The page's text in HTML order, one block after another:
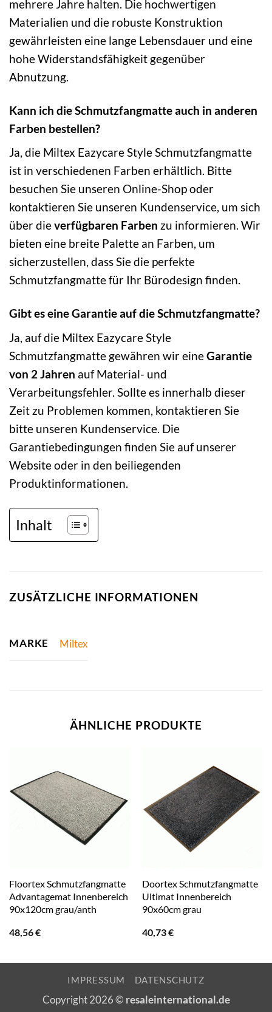
mehrere Jahre halten. Die hochwertigen
Materialien und die robuste Konstruktion
gewährleisten eine lange Lebensdauer und eine
hohe Widerstandsfähigkeit gegenüber
Abnutzung.
Kann ich die Schmutzfangmatte auch in anderen
Farben bestellen?
Ja, die Miltex Eazycare Style Schmutzfangmatte
ist in verschiedenen Farben erhältlich. Bitte
besuchen Sie unseren Online-Shop oder
kontaktieren Sie unseren Kundenservice, um sich
über dieverfügbaren Farben zu informieren. Wir
bieten eine breite Palette an Farben, um
sicherzustellen, dass Sie die perfekte
Schmutzfangmatte für Ihr Bürodesign finden.
Gibt es eine Garantie auf die Schmutzfangmatte?
Ja, auf die Miltex Eazycare Style
Schmutzfangmatte gewähren wir eineGarantie
von 2 Jahren auf Material- und
Verarbeitungsfehler. Sollte es innerhalb dieser
Zeit zu Problemen kommen, kontaktieren Sie
bitte unseren Kundenservice. Die
Garantiebedingungen finden Sie auf unserer
Website oder in den beiliegenden
Produktinformationen.
Inhalt
ZUSÄTZLICHE INFORMATIONEN
MARKE Miltex
ÄHNLICHE PRODUKTE
Floortex Schmutzfangmatte
Advantagemat Innenbereich
90x120cm grau/anth
48,56€
Doortex Schmutzfangmatte
Ultimat Innenbereich
90x60cm grau
40,73€
IMPRESSUM DATENSCHUTZ
Copyright 2026 © resaleinternational.de